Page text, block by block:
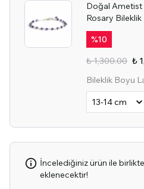
Doğal Ametist
Rosary Bileklik
%10
₺ 1,300.00 ₺
Bileklik Boyu
İncelediğiniz ürün ile
eklenecektir!